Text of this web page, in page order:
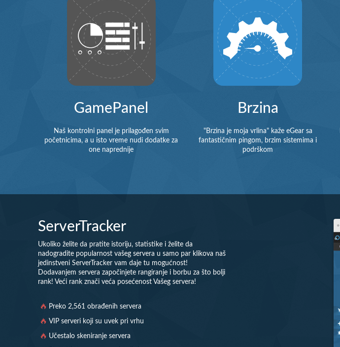
GamePanel
Naš kontrolni panel je prilagođen svim
početnicima, a u isto vreme nudi dodatke za
one naprednije
Brzina
"Brzina je moja vrlina" kaže eGear sa
fantastičnim pingom, brzim sistemima i
podrškom
ServerTracker
Ukoliko želite da pratite istoriju, statistike i želite da
nadogradite popularnost vašeg servera u samo par klikova naš
jedinstveni ServerTracker vam daje tu mogućnost!
Dodavanjem servera započinjete rangiranje i borbu za što bolji
rank! Veći rank znači veća posećenost Vašeg servera!
Preko 2,561 obrađenih servera
VIP serveri koji su uvek pri vrhu
Učestalo skeniranje servera